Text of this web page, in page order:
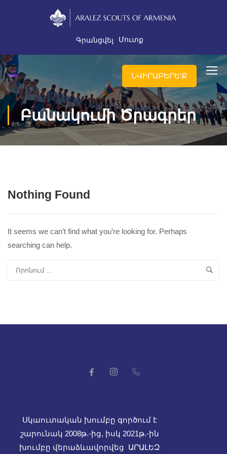
Գրանցվել Մուտք
ՆՎԻՐԱԲԵՐԵ'Ք
Բանակումի Ծրագրեր
Nothing Found
It seems we can’t find what you’re looking for. Perhaps
searching can help.
Սկաուտական խումբը գործում է
շարունակ 2008թ.-ից, իսկ 2021թ.-ին
խումբը վերաձևավորվեց ԱՐԱԼԵԶ